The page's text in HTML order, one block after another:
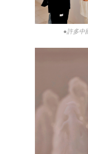
●許多中